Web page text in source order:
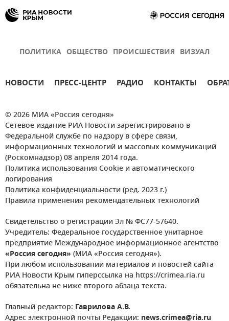
ПОЛИТИКА ОБЩЕСТВО ПРОИСШЕСТВИЯ ВИЗУАЛ
НОВОСТИ ПРЕСС-ЦЕНТР РАДИО КОНТАКТЫ
© 2026 МИА «Россия сегодня»
Сетевое издание РИА Новости зарегистрировано в
Федеральной службе по надзору в сфере связи,
информационных технологий и массовых коммуникаций
(Роскомнадзор) 08 апреля 2014 года.
Политика использования Cookie и автоматического
логирования
Политика конфиденциальности (ред. 2023 г.)
Правила применения рекомендательных технологий
Свидетельство о регистрации Эл № ФС77-57640.
Учредитель: Федеральное государственное унитарное
предприятие Международное информационное агентство
«Россия сегодня» (МИА «Россия сегодня»).
При любом использовании материалов и новостей сайта
РИА Новости Крым гиперссылка на https://crimea.ria.ru
обязательна не ниже второго абзаца текста.
Главный редактор: Гаврилова А.В.
Адрес электронной почты Редакции: news.crimea@ria.ru